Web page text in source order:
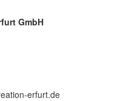
GmbH
erfurt.de